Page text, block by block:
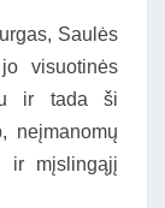
Saulės
visuotinės
ir tada ši
neįmanomų
ir mįslingąjį